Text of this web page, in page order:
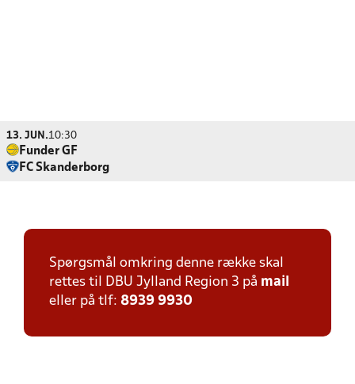
13. JUN.10:30
Funder GF
FC Skanderborg
Spørgsmål omkring denne række skal
rettes til DBU Jylland Region 3 på mail
eller på tlf: 8939 9930